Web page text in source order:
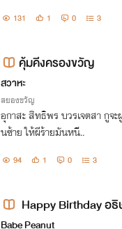
131 1 0 3
คุ้มคีงครองขวัญ
สวาหะ
สยองขวัญ
อุกาสะ สิทธิพร บวรเจตสา กูจะ
นซ้าย ให้ผีร้ายมันหนี..
94 1 0 3
Happy Birthday อ
Babe Peanut